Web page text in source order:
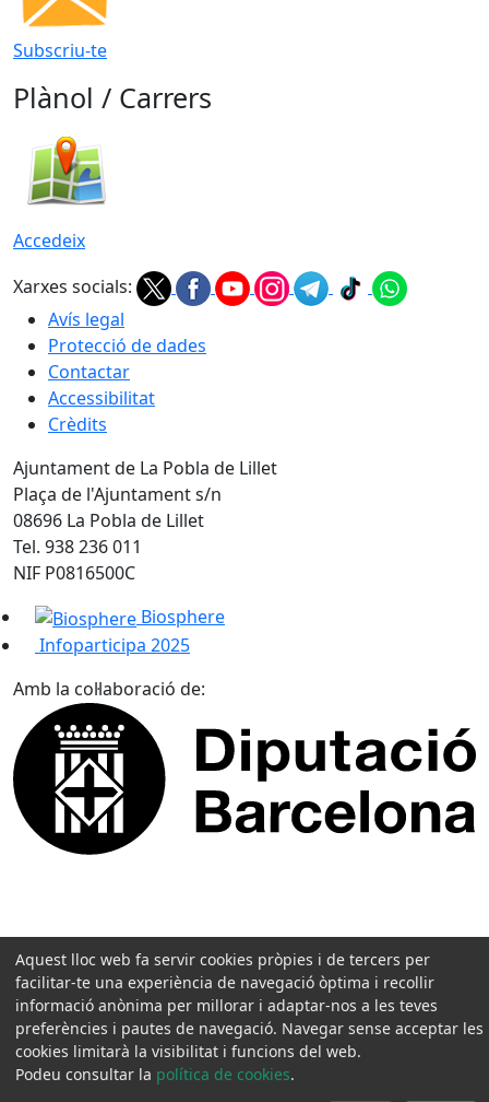
Subscriu-te
Plànol / Carrers
Accedeix
Xarxes socials:
Avís legal
Protecció de dades
Contactar
Accessibilitat
Crèdits
Ajuntament de La Pobla de Lillet
Plaça de l'Ajuntament s/n
08696 La Pobla de Lillet
Tel. 938 236 011
NIF P0816500C
Biosphere
Infoparticipa 2025
Amb la col·laboració de:
Aquest lloc web fa servir cookies pròpies i de tercers per
facilitar-te una experiència de navegació òptima i recollir
informació anònima per millorar i adaptar-nos a les teves
preferències i pautes de navegació. Navegar sense acceptar les
cookies limitarà la visibilitat i funcions del web.
Podeu consultar la política de cookies.